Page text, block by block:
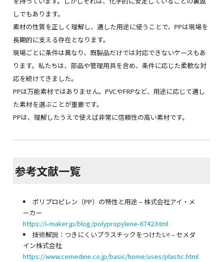
しでもあります。
素材の性質を正しく理解し、適した用途に使うことで、PPは現場を
長期的に支える存在となります。
現場ごとに条件は異なり、既製品だけでは対応できないケースもあ
ります。私たちは、部品や管理用具を含め、条件に応じた柔軟な対
応を続けてきました。
PPは万能素材ではありません。PVCやFRPなど、用途に応じて適し
た素材を選ぶことが重要です。
PPは、理解したうえで使えば非常に信頼性の高い素材です。
参考文献一覧
ポリプロピレン（PP）の特性と用途 – 株式会社アイ・メ
ーカー
https://i-maker.jp/blog/polypropylene-6742.html
技術解説：つきにくいプラスチックをつけたい! – セメダ
イン株式会社
https://www.cemedine.co.jp/basic/home/uses/plastic.html